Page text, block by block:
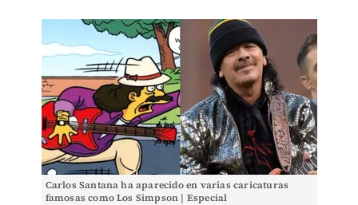
Carlos Santana ha aparecido en varias caricaturas
famosas como Los Simpson | Especial